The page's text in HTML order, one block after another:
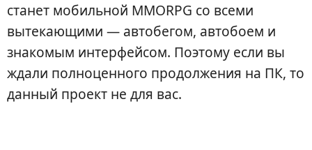
станет мобильной MMORPG со всеми
вытекающими — автобегом, автобоем и
знакомым интерфейсом. Поэтому если вы
ждали полноценного продолжения на ПК, то
данный проект не для вас.